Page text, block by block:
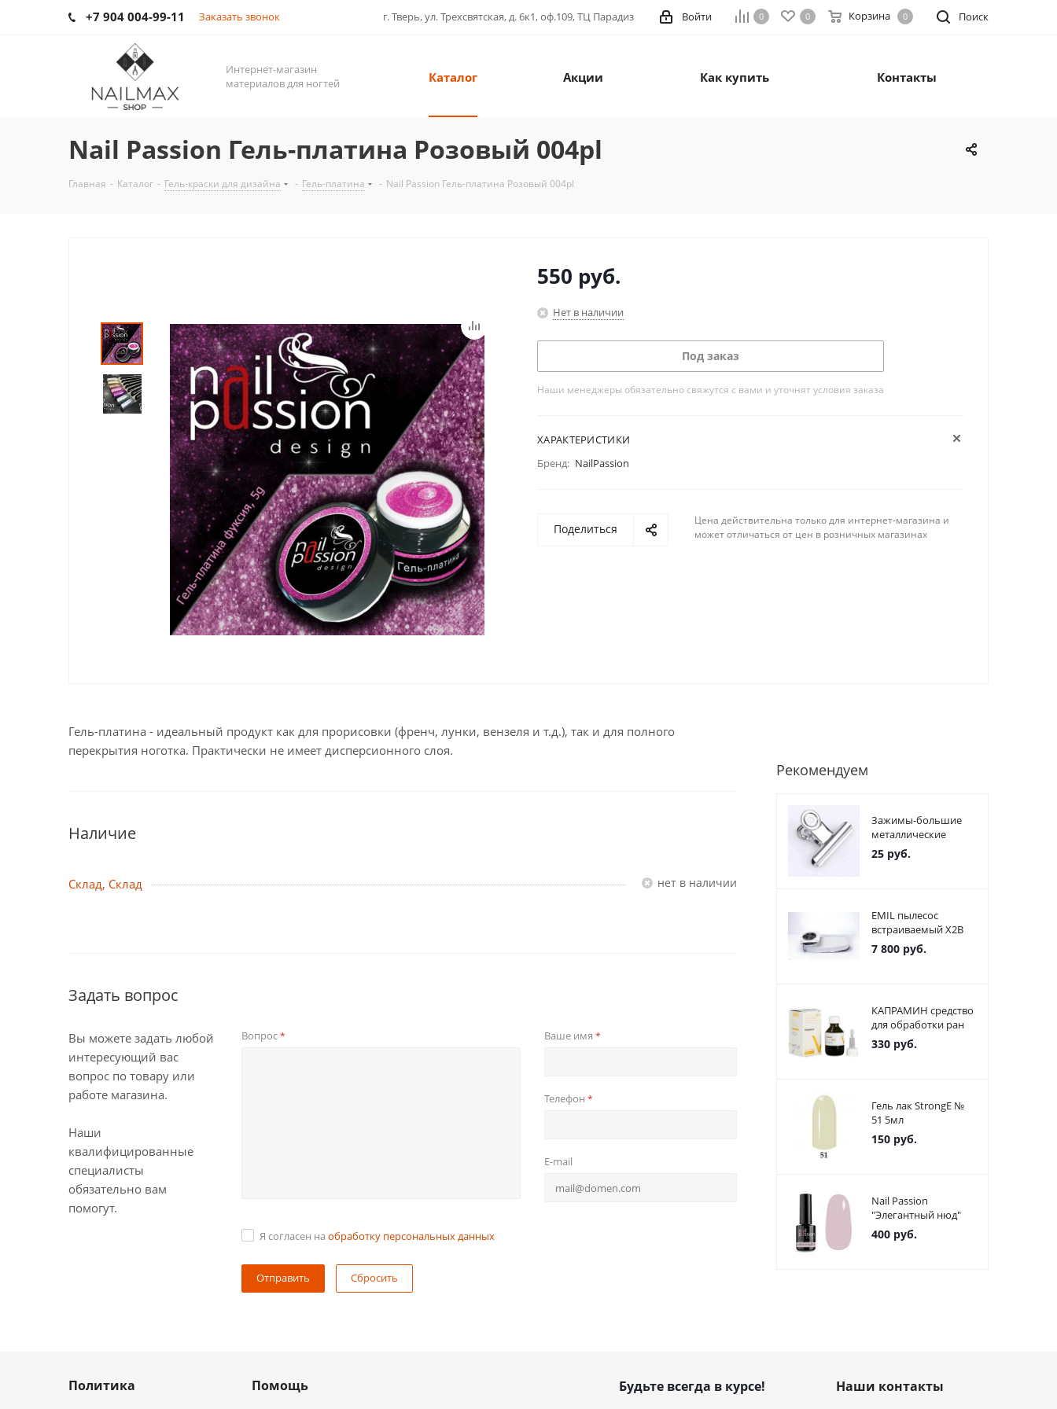
+7 904 004-99-11 Заказать звонок г. Тверь, ул. Трехсвятская, д. 6к1, оф.109, ТЦ Парадиз Поиск
0 0 Корзина 0
Войти
Интернет-магазин
материалов для ногтей
Каталог Акции Как купить Контакты
Nail Passion Гель-платина Розовый 004pl
Главная - Каталог - Гель-краски для дизайна - Гель-платина - Nail Passion Гель-платина Розовый 004pl
550 руб.
Нет в наличии
Под заказ
Наши менеджеры обязательно свяжутся с вами и уточнят условия заказа
ХАРАКТЕРИСТИКИ
Бренд: NailPassion
Поделиться
Цена действительна только для интернет-магазина и
может отличаться от цен в розничных магазинах
Гель-платина - идеальный продукт как для прорисовки (френч, лунки, вензеля и т.д.), так и для полного
перекрытия ноготка. Практически не имеет дисперсионного слоя.
Наличие
Склад, Склад Нет в наличии
Задать вопрос
Вы можете задать любой
интересующий вас
вопрос по товару или
работе магазина.
Наши
квалифицированные
специалисты
обязательно вам
помогут.
Вопрос* Ваше имя *
Телефон *
E-mail
Я согласен на обработку персональных данных
Сбросить
Рекомендуем
Зажимы-большие
металлические
25 руб.
EMIL пылесос
встраиваемый X2В
7 800 руб.
КАПРАМИН средство
для обработки ран
330 руб.
Гель лак StrongE №
51 5мл
150 руб.
Nail Passion
"Элегантный нюд"
400 руб.
Политика Помощь Будьте всегда в курсе! Наши контакты